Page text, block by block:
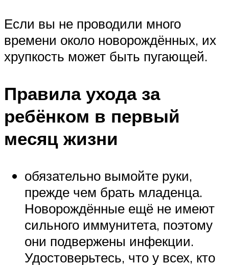
Если вы не проводили много
времени около новорождённых, их
хрупкость может быть пугающей.
Правила ухода за
ребёнком в первый
месяц жизни
обязательно вымойте руки,
прежде чем брать младенца.
Новорождённые ещё не имеют
сильного иммунитета, поэтому
они подвержены инфекции.
Удостоверьтесь, что у всех, кто